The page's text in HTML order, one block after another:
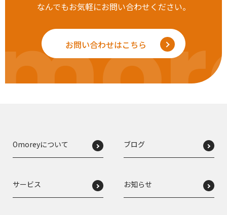
なんでもお気軽にお問い合わせください。
お問い合わせはこちら
Omoreyについて
サービス
ブログ
お知らせ